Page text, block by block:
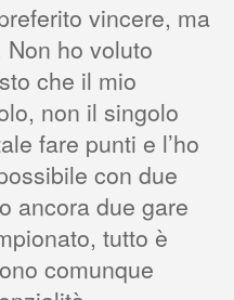
vincere, ma
ho voluto
che il mio
non il singolo
fare punti e l’ho
con due
ancora due gare
tutto è
comunque